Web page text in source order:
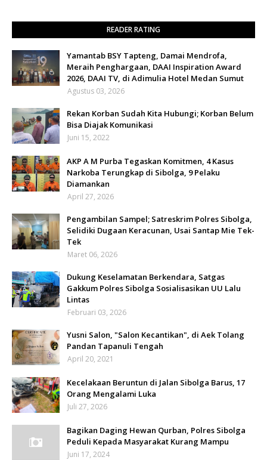
READER RATING
Yamantab BSY Tapteng, Damai Mendrofa,
Meraih Penghargaan, DAAI Inspiration Award
2026, DAAI TV, di Adimulia Hotel Medan Sumut
Agustus 03, 2026
Rekan Korban Sudah Kita Hubungi; Korban Belum
Bisa Diajak Komunikasi
Juni 15, 2022
AKP A M Purba Tegaskan Komitmen, 4 Kasus
Narkoba Terungkap di Sibolga, 9 Pelaku
Diamankan
April 27, 2026
Pengambilan Sampel; Satreskrim Polres Sibolga,
Selidiki Dugaan Keracunan, Usai Santap Mie Tek-
Tek
Maret 06, 2026
Dukung Keselamatan Berkendara, Satgas
Gakkum Polres Sibolga Sosialisasikan UU Lalu
Lintas
Februari 03, 2026
Yusni Salon, "Salon Kecantikan", di Aek Tolang
Pandan Tapanuli Tengah
April 20, 2021
Kecelakaan Beruntun di Jalan Sibolga Barus, 17
Orang Mengalami Luka
Juli 27, 2026
Bagikan Daging Hewan Qurban, Polres Sibolga
Peduli Kepada Masyarakat Kurang Mampu
Juni 17, 2024